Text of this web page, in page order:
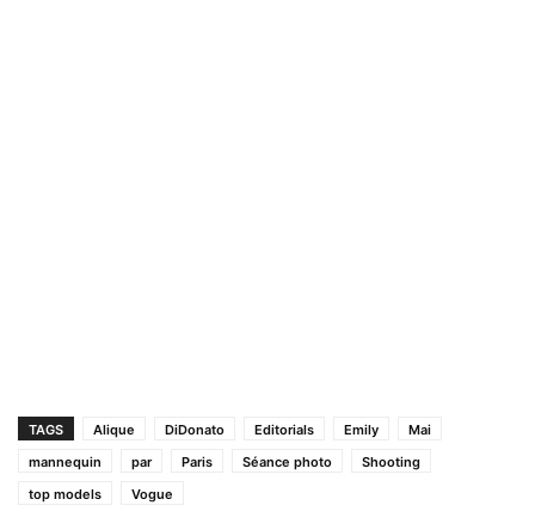
TAGS Alique DiDonato Editorials Emily
Mai
mannequin
par Paris Séance photo
Shooting
top models
Vogue